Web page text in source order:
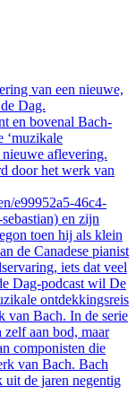
van een nieuwe,
Dag.
en bovenal Bach-
‘muzikale
nieuwe aflevering.
door het werk van
e99952a5-46c4-
en zijn
toen hij als klein
de Canadese pianist
iets dat veel
Dag-podcast wil De
ontdekkingsreis
van Bach. In de serie
zelf aan bod, maar
componisten die
van Bach. Bach
de jaren negentig